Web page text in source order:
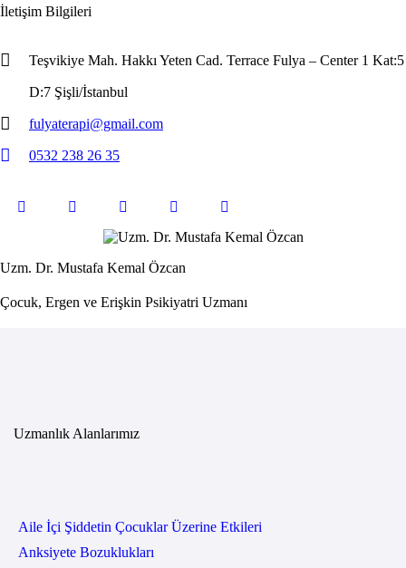
İletişim Bilgileri
Teşvikiye Mah. Hakkı Yeten Cad. Terrace Fulya – Center 1 Kat:5
D:7 Şişli/İstanbul
fulyaterapi@gmail.com
0532 238 26 35
Uzm. Dr. Mustafa Kemal Özcan
Çocuk, Ergen ve Erişkin Psikiyatri Uzmanı
Uzmanlık Alanlarımız
Aile İçi Şiddetin Çocuklar Üzerine Etkileri
Anksiyete Bozuklukları